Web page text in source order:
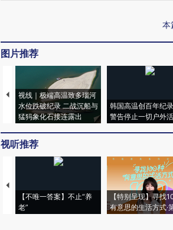
本
图片推荐
视线｜极端高温致多瑙河
水位跌破纪录 二战沉船与
猛犸象化石接连露出
韩国高温创百年纪
警告停止一切户外
视听推荐
【不唯一答案】不止“养
老”
【特别呈现】寻找
有意思的生活方式·